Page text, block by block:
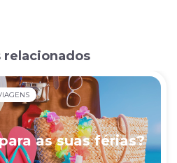
as suas férias?